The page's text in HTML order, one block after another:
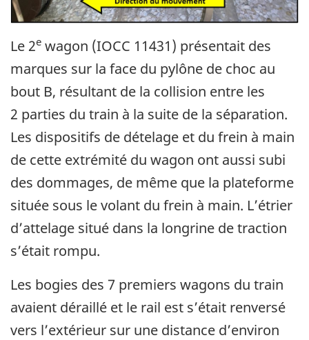
Le 2e wagon (IOCC 11431) présentait des
marques sur la face du pylône de choc au
bout B, résultant de la collision entre les
2 parties du train à la suite de la séparation.
Les dispositifs de dételage et du frein à main
de cette extrémité du wagon ont aussi subi
des dommages, de même que la plateforme
située sous le volant du frein à main. L’étrier
d’attelage situé dans la longrine de traction
s’était rompu.
Les bogies des 7 premiers wagons du train
avaient déraillé et le rail est s’était renversé
vers l’extérieur sur une distance d’environ